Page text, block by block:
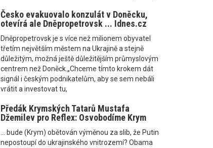
Česko evakuovalo konzulát v Doněcku,
otevírá ale Dněpropetrovsk ... Idnes.cz
Dněpropetrovsk je s více než milionem obyvatel
třetím největším městem na Ukrajině a stejně
důležitým, možná ještě důležitějším průmyslovým
centrem než Doněck.„Chceme tímto krokem dát
signál i českým podnikatelům, aby se sem nebáli
vrátit a investovat tu,
Předák Krymských Tatarů Mustafa
Džemilev pro Reflex: Osvobodíme Krym
... bude (Krym) obětován výměnou za slib, že Putin
nepostoupí do ukrajinského vnitrozemí? Obama